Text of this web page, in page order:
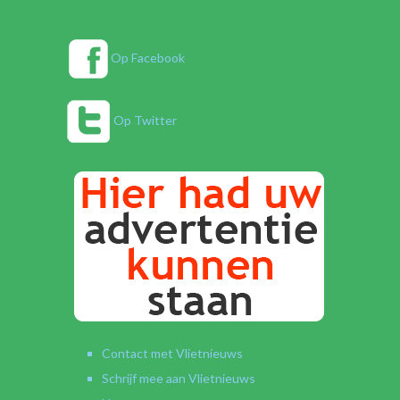
Op Facebook
Op Twitter
Contact met Vlietnieuws
Schrijf mee aan Vlietnieuws